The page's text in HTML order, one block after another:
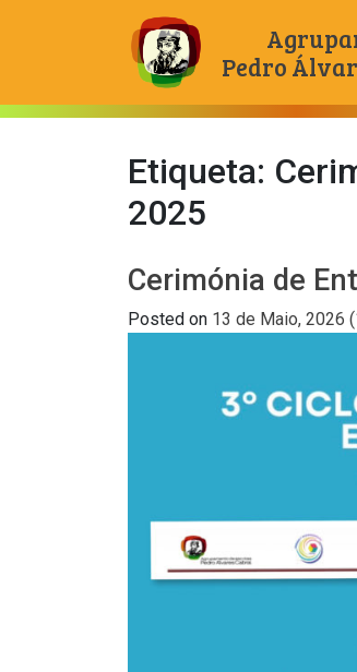
Main Navigation
Pedro
Etiqueta:
2025
Cerimónia de
Posted on 13 de Maio, 2026